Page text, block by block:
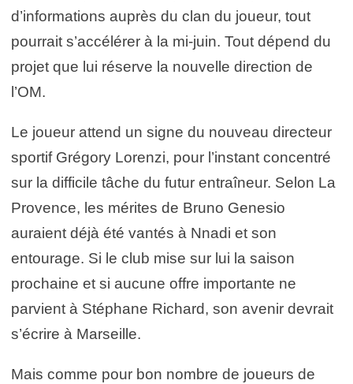
d’informations auprès du clan du joueur, tout
pourrait s’accélérer à la mi-juin. Tout dépend du
projet que lui réserve la nouvelle direction de
l’OM.
Le joueur attend un signe du nouveau directeur
sportif Grégory Lorenzi, pour l’instant concentré
sur la difficile tâche du futur entraîneur. Selon La
Provence, les mérites de Bruno Genesio
auraient déjà été vantés à Nnadi et son
entourage. Si le club mise sur lui la saison
prochaine et si aucune offre importante ne
parvient à Stéphane Richard, son avenir devrait
s’écrire à Marseille.
Mais comme pour bon nombre de joueurs de